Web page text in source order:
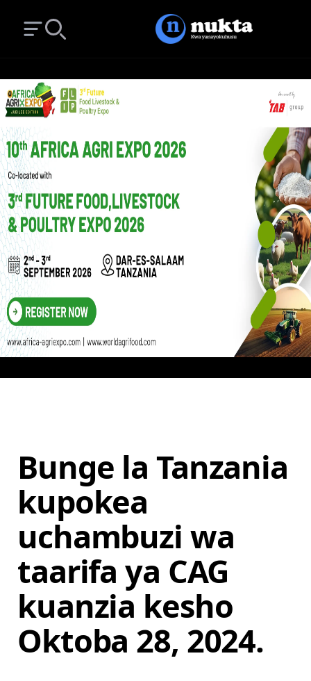
Open main menu
Bunge la Tanzania
kupokea
uchambuzi wa
taarifa ya CAG
kuanzia kesho
Oktoba 28, 2024.